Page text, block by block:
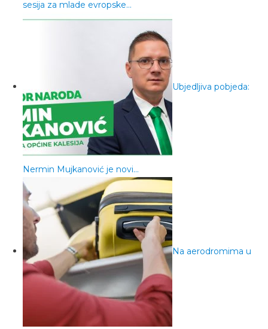
sesija za mlade evropske…
Ubjedljiva pobjeda:
Nermin Mujkanović je novi…
Na aerodromima u